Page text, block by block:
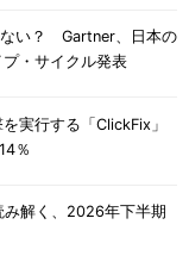
ない？ Gartner、日本の
・サイクル発表
実行する「ClickFix」
％
み解く、2026年下半期